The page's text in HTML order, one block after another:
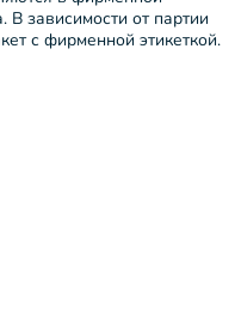
В зависимости от партии
с фирменной этикеткой.